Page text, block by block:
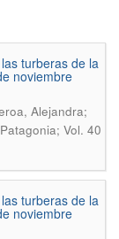
turberas de la
noviembre
Alejandra;
Vol. 40
turberas de la
noviembre